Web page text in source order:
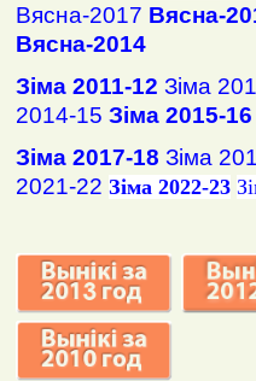
Вясна-2017 Вясна-
Вясна-2014
Зіма 2011-12 Зіма
2014-15 Зіма 2015-16
Зіма 2017-18 Зіма
2021-22 Зіма 2022-23